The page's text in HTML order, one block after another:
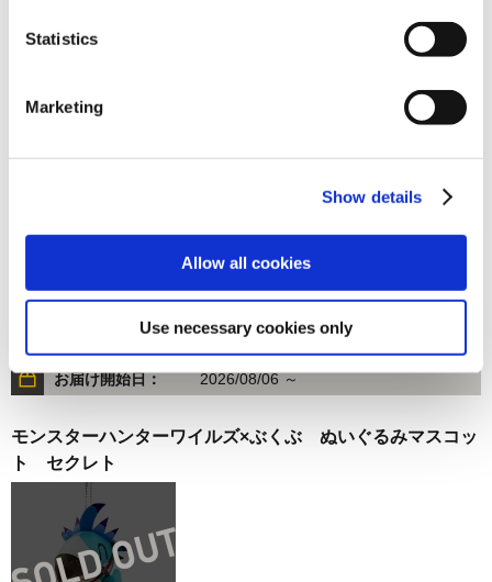
Statistics
Marketing
Show details
Allow all cookies
Use necessary cookies only
3,850円(税込)
お届け開始日：
お届け開始日： 2026/08/06 ～
モンスターハンターワイルズ×ぶくぶ ぬいぐるみマスコッ
ト セクレト